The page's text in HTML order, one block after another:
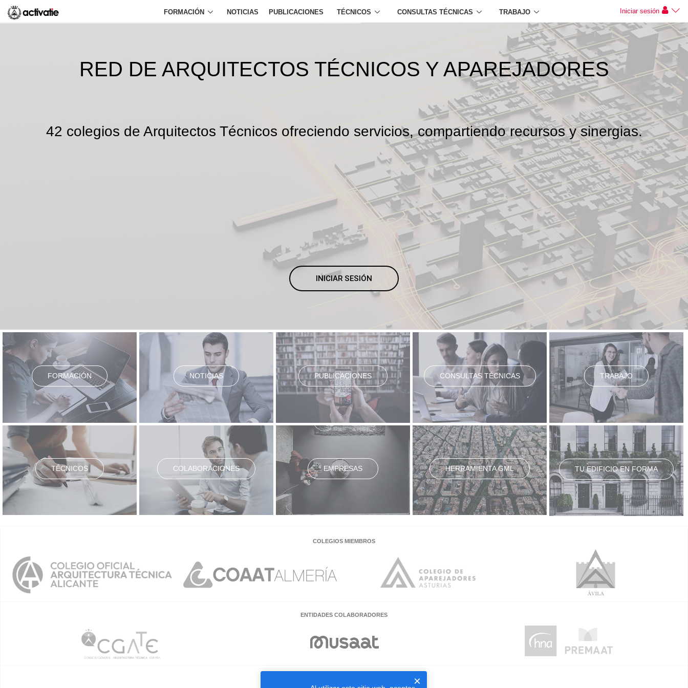
FORMACIÓN NOTICIAS PUBLICACIONES TÉCNICOS CONSULTAS TÉCNICAS TRABAJO Iniciar sesión
RED DE ARQUITECTOS TÉCNICOS Y APAREJADORES
42 colegios de Arquitectos Técnicos ofreciendo servicios, compartiendo recursos y sinergias.
INICIAR SESIÓN
FORMACIÓN NOTICIAS PUBLICACIONES CONSULTAS TÉCNICAS TRABAJO
TÉCNICOS COLABORACIONES EMPRESAS HERRAMIENTA GML TU EDIFICIO EN FORMA
COLEGIOS MIEMBROS
ENTIDADES COLABORADORES
×